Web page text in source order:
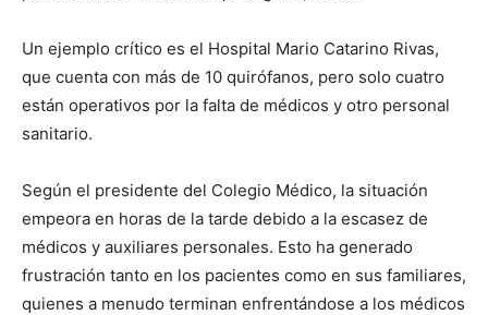
Un ejemplo crítico es el Hospital Mario Catarino Rivas,
que cuenta con más de 10 quirófanos, pero solo cuatro
están operativos por la falta de médicos y otro personal
sanitario.
Según el presidente del Colegio Médico, la situación
empeora en horas de la tarde debido a la escasez de
médicos y auxiliares personales. Esto ha generado
frustración tanto en los pacientes como en sus familiares,
quienes a menudo terminan enfrentándose a los médicos